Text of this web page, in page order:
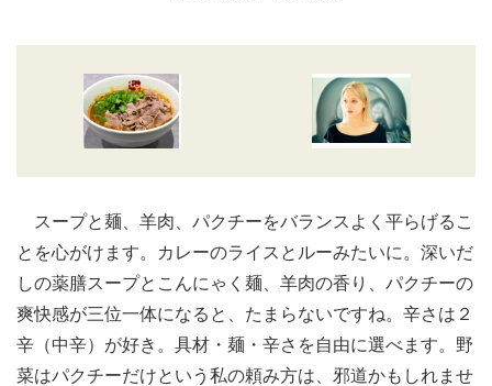
スープと麺、羊肉、パクチーをバランスよく平らげるこ
とを心がけます。カレーのライスとルーみたいに。深いだ
しの薬膳スープとこんにゃく麺、羊肉の香り、パクチーの
爽快感が三位一体になると、たまらないですね。辛さは２
辛（中辛）が好き。具材・麺・辛さを自由に選べます。野
菜はパクチーだけという私の頼み方は、邪道かもしれませ